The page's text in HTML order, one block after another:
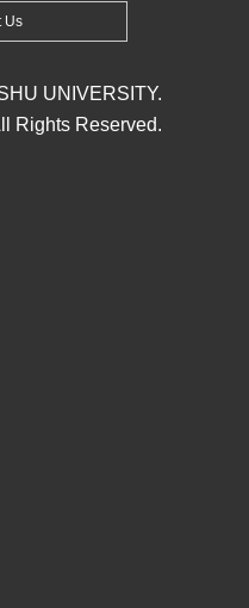
Us
UNIVERSITY.
Rights Reserved.